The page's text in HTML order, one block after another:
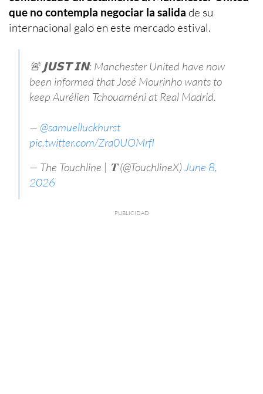
que no contempla negociar la salida de su
internacional galo en este mercado estival.
🚨 𝗝𝗨𝗦𝗧 𝗜𝗡: Manchester United have now
been informed that José Mourinho wants to
keep Aurélien Tchouaméni at Real Madrid.
— @samuelluckhurst
pic.twitter.com/Zra0UOMrfI
— The Touchline | 𝐓 (@TouchlineX) June 8,
2026